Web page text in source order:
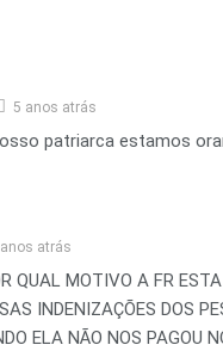
5 anos atrás
patriarca estamos
atrás
QUAL MOTIVO A FR
INDENIZAÇÕES DOS
ELA NÃO NOS PAGOU